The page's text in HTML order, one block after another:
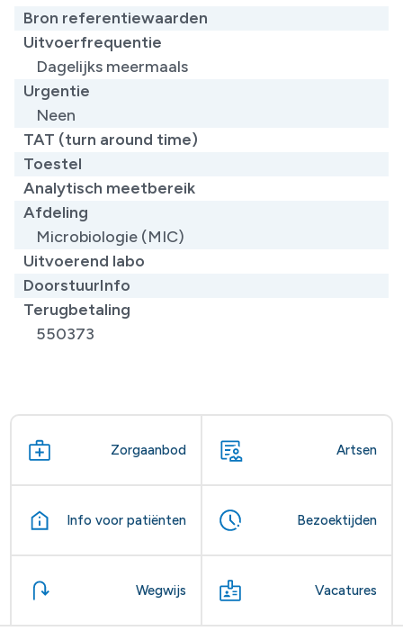
Bron referentiewaarden
Uitvoerfrequentie
Dagelijks meermaals
Urgentie
Neen
TAT (turn around time)
Toestel
Analytisch meetbereik
Afdeling
Microbiologie (MIC)
Uitvoerend labo
DoorstuurInfo
Terugbetaling
550373
Zorgaanbod Artsen
Info voor patiënten Bezoektijden
Wegwijs Vacatures